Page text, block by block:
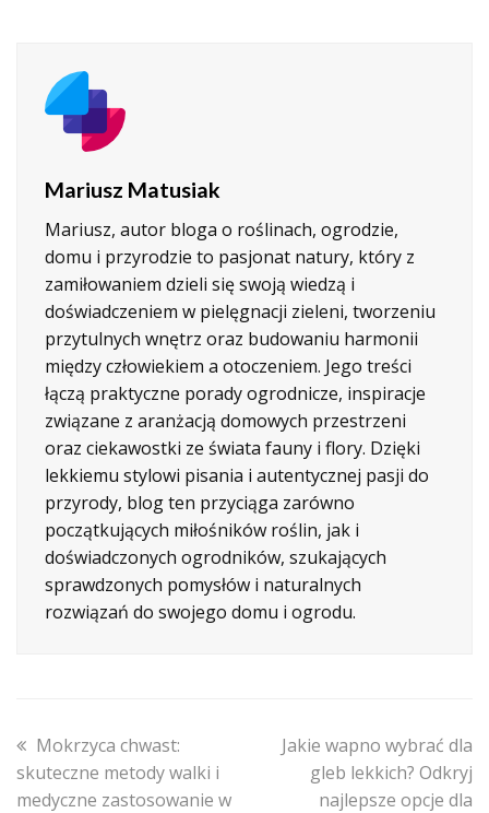
Mariusz Matusiak
Mariusz, autor bloga o roślinach, ogrodzie,
domu i przyrodzie to pasjonat natury, który z
zamiłowaniem dzieli się swoją wiedzą i
doświadczeniem w pielęgnacji zieleni, tworzeniu
przytulnych wnętrz oraz budowaniu harmonii
między człowiekiem a otoczeniem. Jego treści
łączą praktyczne porady ogrodnicze, inspiracje
związane z aranżacją domowych przestrzeni
oraz ciekawostki ze świata fauny i flory. Dzięki
lekkiemu stylowi pisania i autentycznej pasji do
przyrody, blog ten przyciąga zarówno
początkujących miłośników roślin, jak i
doświadczonych ogrodników, szukających
sprawdzonych pomysłów i naturalnych
rozwiązań do swojego domu i ogrodu.
previous
post:
Mokrzyca chwast:
skuteczne metody walki i
medyczne zastosowanie w
next
post:
Jakie wapno wybrać dla
gleb lekkich? Odkryj
najlepsze opcje dla